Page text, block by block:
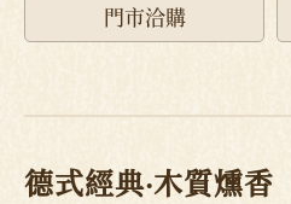
門市洽購
德式經典‧木質燻香